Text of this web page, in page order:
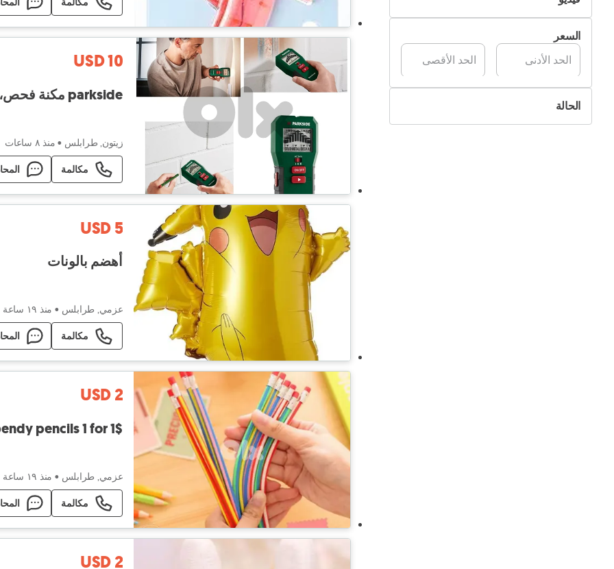
تسليم Pik&Drop
غير متوفر
متوفرالسعر
الحالة
جديد
USD 10
parkside مكنة فحص،جدران
زيتون, طرابلس • منذ ٨ ساعات
مكالمة
USD 5
أهضم بالونات
عزمي, طرابلس • منذ ١٩ ساعة
مكالمة
USD 2
pencils 1 for 1$
عزمي, طرابلس • منذ ١٩ ساعة
مكالمة
USD 2